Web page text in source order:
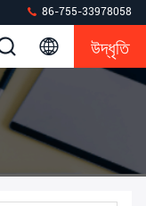
86-755-33978058
উদ্ধৃতি